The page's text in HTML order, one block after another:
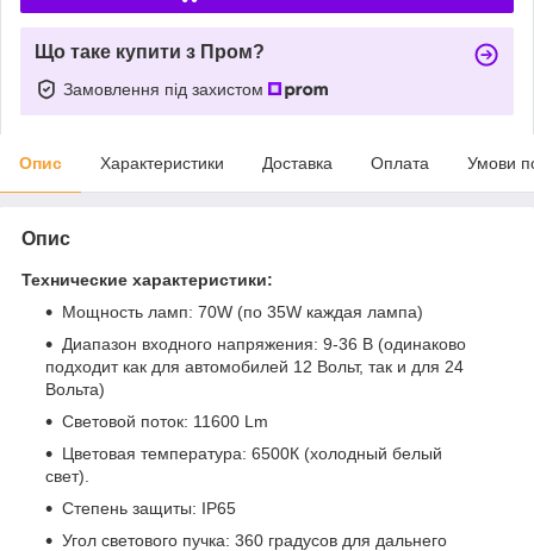
Що таке купити з Пром?
Замовлення під захистом
Опис Характеристики Доставка Оплата Умови
Опис
Технические характеристики:
Мощность ламп: 70W (по 35W каждая лампа)
Диапазон входного напряжения: 9-36 В (одинаково
подходит как для автомобилей 12 Вольт, так и для 24
Вольта)
Световой поток: 11600 Lm
Цветовая температура: 6500К (холодный белый
свет).
Степень защиты: IP65
Угол светового пучка: 360 градусов для дальнего